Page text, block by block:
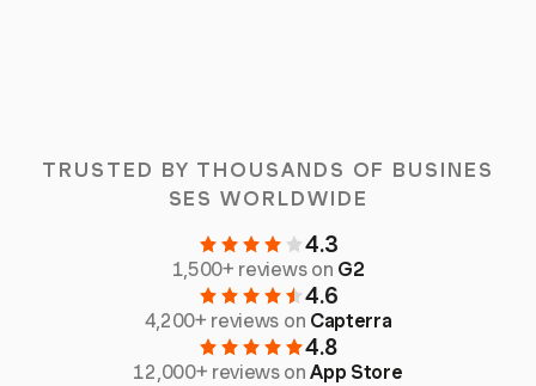
TRUSTED BY THOUSANDS OF BUSINES
SES WORLDWIDE
4.3
1,500+ reviews on G2
4.6
4,200+ reviews on Capterra
4.8
12,000+ reviews onApp Store